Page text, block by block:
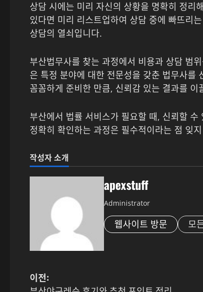
상담 시에는 미리 자신의 상황을 명확히 정리
있다면 미리 리스트업하여 상담 중에 빠뜨리
상담의 열쇠입니다.
부산법무사를 찾는 과정에서 비용과 상담 범
은 특정 분야에 대한 전문성을 갖춘 법무사를
꼼꼼하게 준비한 만큼, 신뢰감 있는 결과를 이
부산에서 법률 서비스가 필요할 때, 신뢰할
정확히 확인하는 과정은 필수적이라는 점 잊
작성자 소개
apexstuff
Administrator
웹사이트 방문 모
게
이전: